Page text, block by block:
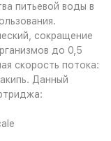
питьевой воды в
сокращение
до 0,5
скорость потока:
Данный